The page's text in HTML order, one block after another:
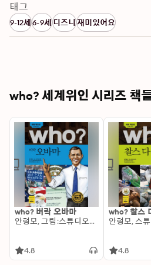
태그
9-12세6-9세디즈니재미있어요
who? 세계위인 시리즈 책
who? 버락 오바마
안형모, 그림:스튜디오청비
4.8
who? 찰스
안형모, 스
4.8